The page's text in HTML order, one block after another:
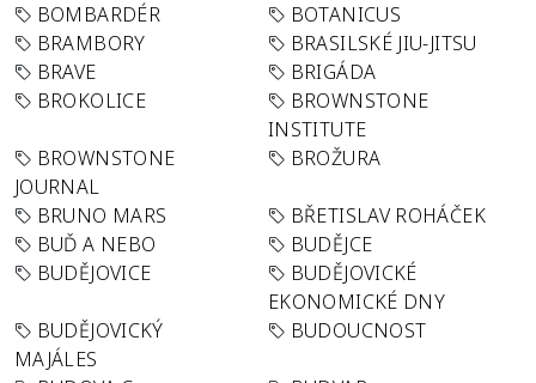
BOMBARDÉR
BOTANICUS
BRAMBORY
BRASILSKÉ JIU-JITSU
BRAVE
BRIGÁDA
BROKOLICE
BROWNSTONE
INSTITUTE
BROWNSTONE
JOURNAL
BROŽURA
BRUNO MARS
BŘETISLAV ROHÁČEK
BUĎ A NEBO
BUDĚJCE
BUDĚJOVICE
BUDĚJOVICKÉ
EKONOMICKÉ DNY
BUDĚJOVICKÝ
MAJÁLES
BUDOUCNOST